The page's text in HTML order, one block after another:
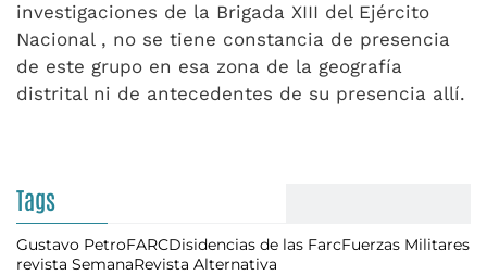
investigaciones de la Brigada XIII del Ejército
Nacional , no se tiene constancia de presencia
de este grupo en esa zona de la geografía
distrital ni de antecedentes de su presencia allí.
Tags
Gustavo PetroFARCDisidencias de las FarcFuerzas Militares
revista SemanaRevista Alternativa